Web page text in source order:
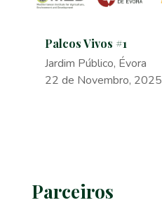
Palcos Vivos #1
Jardim Público, Évora
22 de Novembro, 2025
Parceiros